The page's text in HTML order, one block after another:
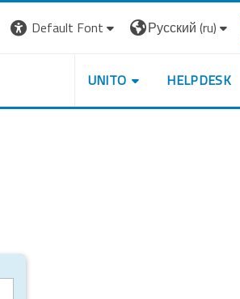
Default Font
Русский ‎(ru)‎
UNITO HELPDESK